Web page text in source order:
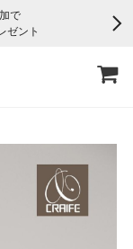
で
ゼント